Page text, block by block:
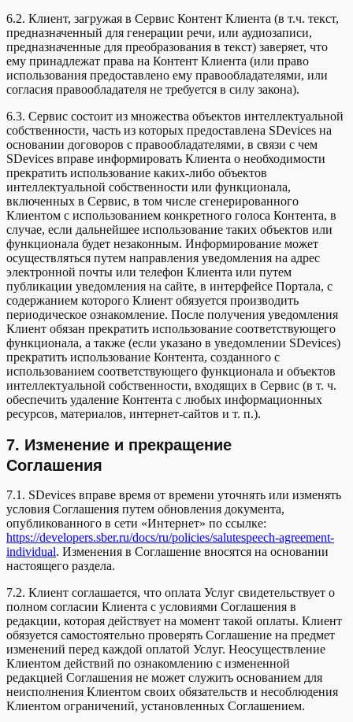
6.2. Клиент, загружая в Сервис Контент Клиента (в т.ч. текст,
предназначенный для генерации речи, или аудиозаписи,
предназначенные для преобразования в текст) заверяет, что
ему принадлежат права на Контент Клиента (или право
использования предоставлено ему правообладателями, или
согласия правообладателя не требуется в силу закона).
6.3. Сервис состоит из множества объектов интеллектуальной
собственности, часть из которых предоставлена SDevices на
основании договоров с правообладателями, в связи с чем
SDevices вправе информировать Клиента о необходимости
прекратить использование каких-либо объектов
интеллектуальной собственности или функционала,
включенных в Сервис, в том числе сгенерированного
Клиентом с использованием конкретного голоса Контента, в
случае, если дальнейшее использование таких объектов или
функционала будет незаконным. Информирование может
осуществляться путем направления уведомления на адрес
электронной почты или телефон Клиента или путем
публикации уведомления на сайте, в интерфейсе Портала, с
содержанием которого Клиент обязуется производить
периодическое ознакомление. После получения уведомления
Клиент обязан прекратить использование соответствующего
функционала, а также (если указано в уведомлении SDevices)
прекратить использование Контента, созданного с
использованием соответствующего функционала и объектов
интеллектуальной собственности, входящих в Сервис (в т. ч.
обеспечить удаление Контента с любых информационных
ресурсов, материалов, интернет-сайтов и т. п.).
7. Изменение и прекращение
Соглашения
7.1. SDevices вправе время от времени уточнять или изменять
условия Соглашения путем обновления документа,
опубликованного в сети «Интернет» по ссылке:
https://developers.sber.ru/docs/ru/policies/salutespeech-agreement-
individual. Изменения в Соглашение вносятся на основании
настоящего раздела.
7.2. Клиент соглашается, что оплата Услуг свидетельствует о
полном согласии Клиента с условиями Соглашения в
редакции, которая действует на момент такой оплаты. Клиент
обязуется самостоятельно проверять Соглашение на предмет
изменений перед каждой оплатой Услуг. Неосуществление
Клиентом действий по ознакомлению с измененной
редакцией Соглашения не может служить основанием для
неисполнения Клиентом своих обязательств и несоблюдения
Клиентом ограничений, установленных Соглашением.